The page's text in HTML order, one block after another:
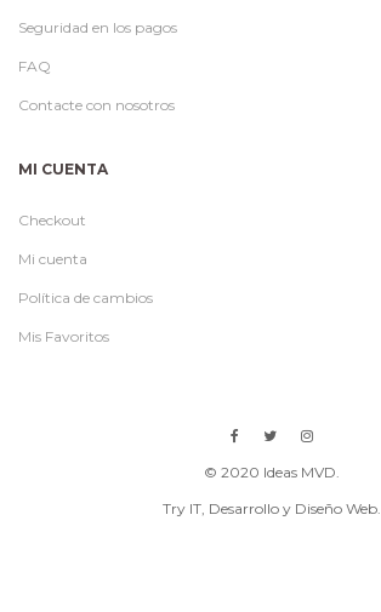
Seguridad en los pagos
FAQ
Contacte con nosotros
MI CUENTA
Checkout
Mi cuenta
Política de cambios
Mis Favoritos
© 2020 Ideas MVD.
Try IT, Desarrollo y Diseño Web.